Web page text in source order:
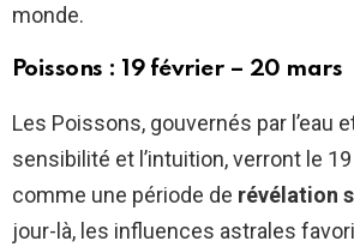
monde.
Poissons : 19 février – 20 mars
Les Poissons, gouvernés par l’eau
sensibilité et l’intuition, verront le
comme une période de révélation
jour-là, les influences astrales